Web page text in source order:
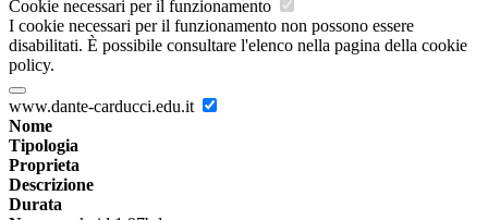
Cookie necessari per il funzionamento
I cookie necessari per il funzionamento non possono essere
disabilitati. È possibile consultare l'elenco nella pagina della cookie
policy.
www.dante-carducci.edu.it
Nome
Tipologia
Proprieta
Descrizione
Durata